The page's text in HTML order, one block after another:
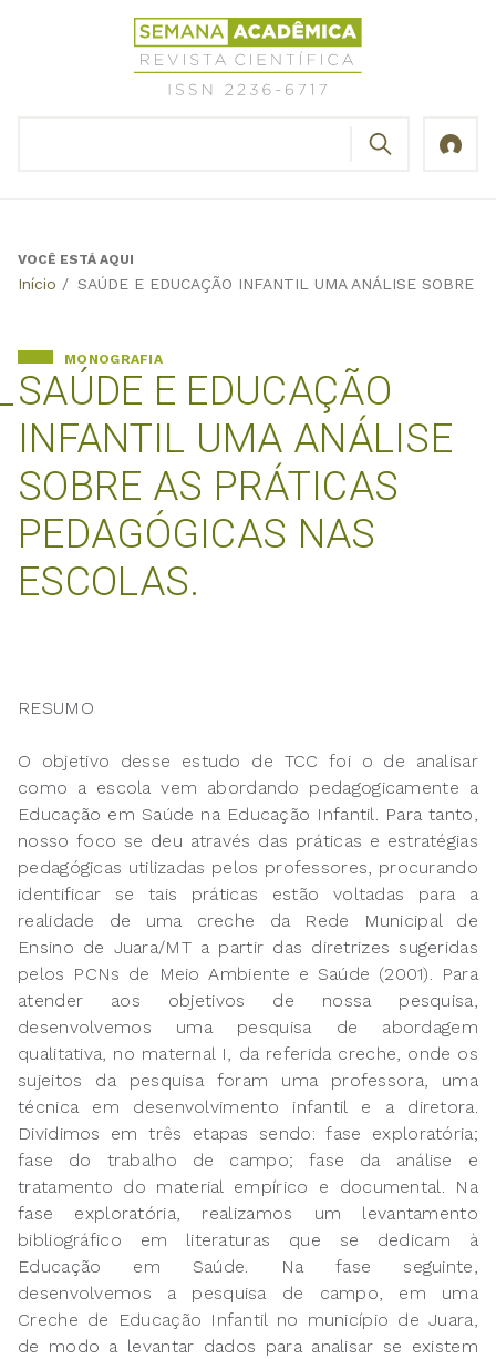
Revista
Científica
Semana
Back
VOCÊ ESTÁ AQUI
Início / SAÚDE E EDUCAÇÃO INFANTIL UMA ANÁLISE SOBRE
SAÚDE E EDUCAÇÃO
INFANTIL UMA ANÁLISE
SOBRE AS PRÁTICAS
PEDAGÓGICAS NAS
ESCOLAS.
MONOGRAFIA
RESUMO
O objetivo desse estudo de TCC foi o de analisar
como a escola vem abordando pedagogicamente a
Educação em Saúde na Educação Infantil. Para tanto,
nosso foco se deu através das práticas e estratégias
pedagógicas utilizadas pelos professores, procurando
identificar se tais práticas estão voltadas para a
realidade de uma creche da Rede Municipal de
Ensino de Juara/MT a partir das diretrizes sugeridas
pelos PCNs de Meio Ambiente e Saúde (2001). Para
atender aos objetivos de nossa pesquisa,
desenvolvemos uma pesquisa de abordagem
qualitativa, no maternal I, da referida creche, onde os
sujeitos da pesquisa foram uma professora, uma
técnica em desenvolvimento infantil e a diretora.
Dividimos em três etapas sendo: fase exploratória;
fase do trabalho de campo; fase da análise e
tratamento do material empírico e documental. Na
fase exploratória, realizamos um levantamento
bibliográfico em literaturas que se dedicam à
Educação em Saúde. Na fase seguinte,
desenvolvemos a pesquisa de campo, em uma
Creche de Educação Infantil no município de Juara,
de modo a levantar dados para analisar se existem